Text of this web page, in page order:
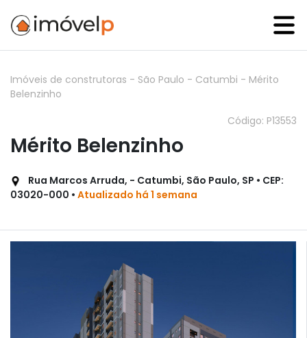
Imóveis de construtoras - São Paulo - Catumbi - Mérito
Belenzinho
Código: P13553
Mérito Belenzinho
Rua Marcos Arruda, - Catumbi, São Paulo, SP • CEP:
03020-000 • Atualizado há 1 semana